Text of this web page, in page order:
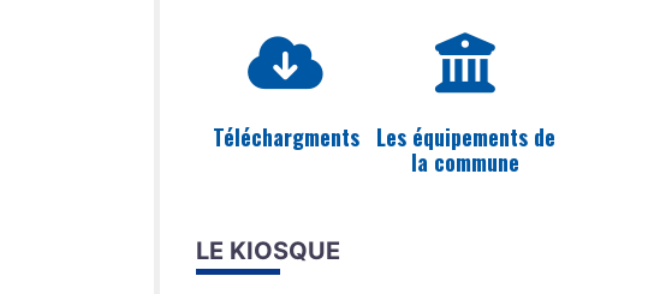
Téléchargments Les équipements de
la commune
LE KIOSQUE